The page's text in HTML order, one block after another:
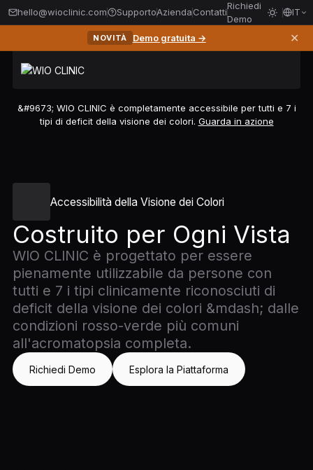
hello@wioclinic.com SupportoAziendaContatti
Richiedi
Demo
IT
NOVITÀ Demo gratuita → ✕
&#9673; WIO CLINIC è completamente accessibile per tutti e 7 i
tipi di deficit della visione dei colori. Guarda in azione
Accessibilità della Visione dei Colori
Costruito per Ogni Vista
WIO CLINIC è progettato per essere
pienamente utilizzabile da persone con
tutti e 7 i tipi clinicamente riconosciuti di
deficit della visione dei colori &mdash; dalle
condizioni rosso-verde più comuni
all'acromatopsia completa.
Richiedi Demo Esplora la Piattaforma